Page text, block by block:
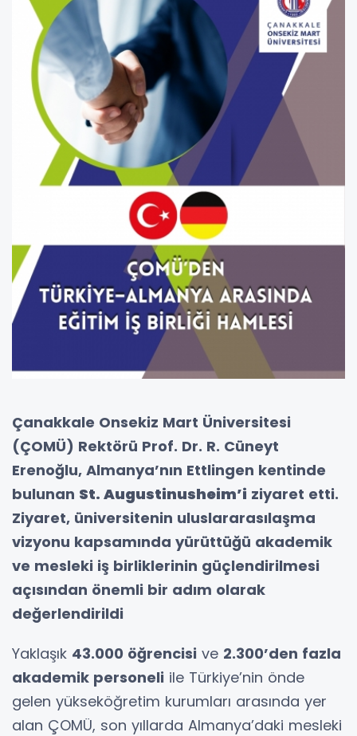
Çanakkale Onsekiz Mart Üniversitesi
(ÇOMÜ) Rektörü Prof. Dr. R. Cüneyt
Erenoğlu, Almanya’nın Ettlingen kentinde
bulunan St. Augustinusheim’i ziyaret etti.
Ziyaret, üniversitenin uluslararasılaşma
vizyonu kapsamında yürüttüğü akademik
ve mesleki iş birliklerinin güçlendirilmesi
açısından önemli bir adım olarak
değerlendirildi
Yaklaşık 43.000 öğrencisi ve 2.300’den fazla
akademik personeli ile Türkiye’nin önde
gelen yükseköğretim kurumları arasında yer
alan ÇOMÜ, son yıllarda Almanya’daki mesleki